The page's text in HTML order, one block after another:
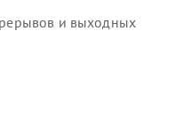
и выходных